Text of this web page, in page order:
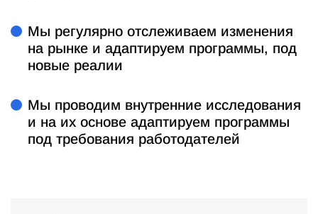
Мы регулярно отслеживаем изменения
на рынке и адаптируем программы, под
новые реалии
Мы проводим внутренние исследования
и на их основе адаптируем программы
под требования работодателей